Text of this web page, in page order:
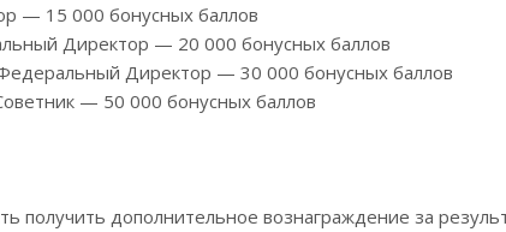
— 15 000 бонусных баллов
Директор — 20 000 бонусных баллов
Директор — 30 000 бонусных баллов
— 50 000 бонусных баллов
получить дополнительное вознаграждение за